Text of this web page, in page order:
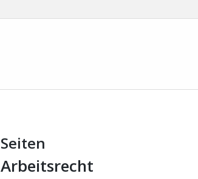
Seiten
Arbeitsrecht